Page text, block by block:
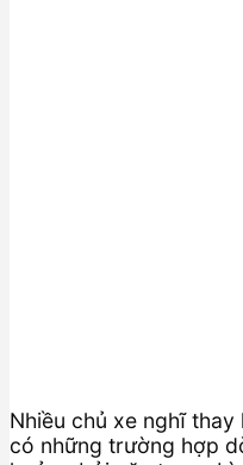
Nhiều chủ xe nghĩ
có những trường hợp